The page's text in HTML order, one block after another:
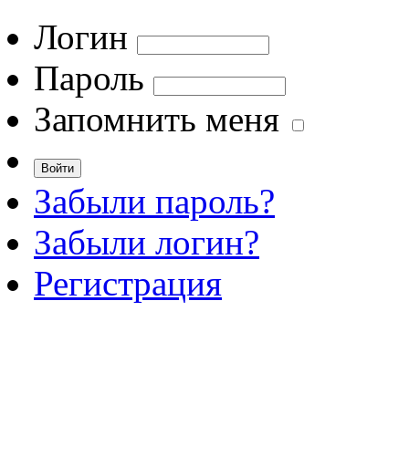
Логин
Пароль
Запомнить меня
Забыли пароль?
Забыли логин?
Регистрация